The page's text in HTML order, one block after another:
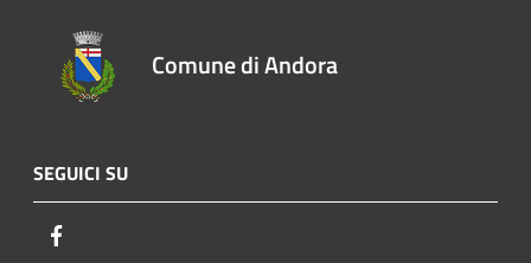
Comune di Andora
SEGUICI SU